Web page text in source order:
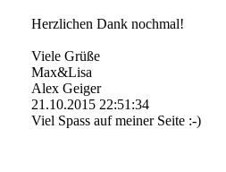
Herzlichen Dank nochmal!
Viele Grüße
Max&Lisa
Alex Geiger
21.10.2015 22:51:34
Viel Spass auf meiner Seite :-)